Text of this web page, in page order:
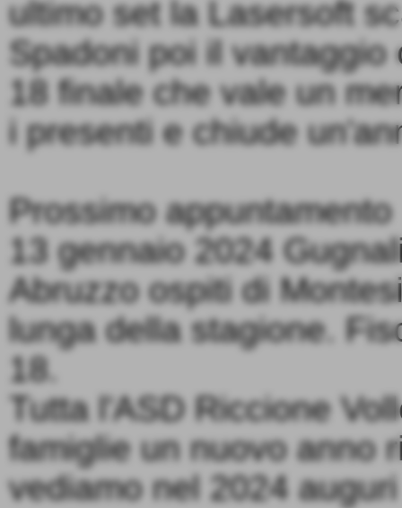
ultimo set la Lasersoft
Spadoni poi il
18 finale che vale un
i presenti e chiude
Prossimo
13 gennaio 2024
Abruzzo ospiti di
lunga della stagione.
18.
Tutta l'ASD Riccione
famiglie un nuovo anno
vediamo nel 2024